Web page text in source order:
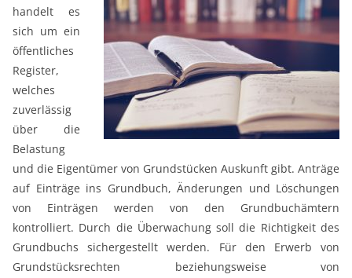
handelt es
sich um ein
öffentliches
Register,
welches
zuverlässig
über die
Belastung
und die Eigentümer von Grundstücken Auskunft gibt. Anträge
auf Einträge ins Grundbuch, Änderungen und Löschungen
von Einträgen werden von den Grundbuchämtern
kontrolliert. Durch die Überwachung soll die Richtigkeit des
Grundbuchs sichergestellt werden. Für den Erwerb von
Grundstücksrechten beziehungsweise von